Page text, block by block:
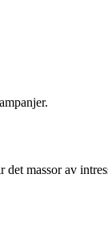
massor av